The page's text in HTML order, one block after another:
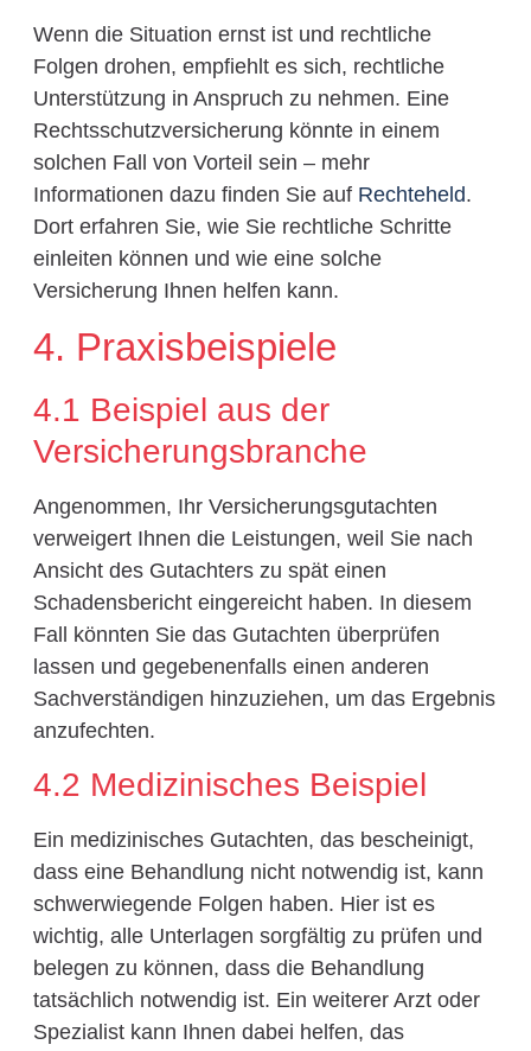
Wenn die Situation ernst ist und rechtliche
Folgen drohen, empfiehlt es sich, rechtliche
Unterstützung in Anspruch zu nehmen. Eine
Rechtsschutzversicherung könnte in einem
solchen Fall von Vorteil sein – mehr
Informationen dazu finden Sie auf Rechteheld.
Dort erfahren Sie, wie Sie rechtliche Schritte
einleiten können und wie eine solche
Versicherung Ihnen helfen kann.
4. Praxisbeispiele
4.1 Beispiel aus der
Versicherungsbranche
Angenommen, Ihr Versicherungsgutachten
verweigert Ihnen die Leistungen, weil Sie nach
Ansicht des Gutachters zu spät einen
Schadensbericht eingereicht haben. In diesem
Fall könnten Sie das Gutachten überprüfen
lassen und gegebenenfalls einen anderen
Sachverständigen hinzuziehen, um das Ergebnis
anzufechten.
4.2 Medizinisches Beispiel
Ein medizinisches Gutachten, das bescheinigt,
dass eine Behandlung nicht notwendig ist, kann
schwerwiegende Folgen haben. Hier ist es
wichtig, alle Unterlagen sorgfältig zu prüfen und
belegen zu können, dass die Behandlung
tatsächlich notwendig ist. Ein weiterer Arzt oder
Spezialist kann Ihnen dabei helfen, das